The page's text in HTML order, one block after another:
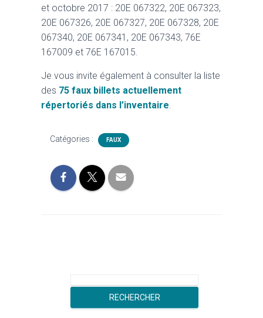
et octobre 2017 : 20E 067322, 20E 067323,
20E 067326, 20E 067327, 20E 067328, 20E
067340, 20E 067341, 20E 067343, 76E
167009 et 76E 167015.
Je vous invite également à consulter la liste
des 75 faux billets actuellement
répertoriés dans l’inventaire.
Catégories : FAUX
c
RECHERCHER